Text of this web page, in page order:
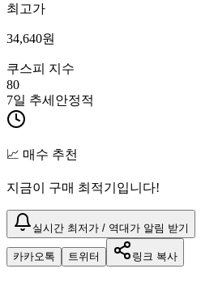
최고가
34,640원
쿠스피 지수
80
7일 추세 안정적
📈 매수 추천
지금이 구매 최적기입니다!
실시간 최저가 / 역대가 알림 받기
카카오톡 트위터 링크 복사